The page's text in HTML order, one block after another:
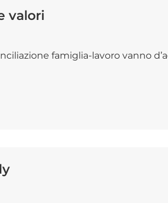
valori
famiglia-lavoro vanno